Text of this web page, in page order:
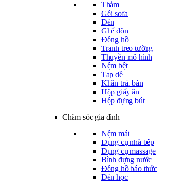
Thảm
Gối sofa
Đèn
Ghế đôn
Đồng hồ
Tranh treo tường
Thuyền mô hình
Nệm bệt
Tạp dề
Khăn trải bàn
Hộp giấy ăn
Hộp đựng bút
Chăm sóc gia đình
Nệm mát
Dụng cụ nhà bếp
Dụng cụ massage
Bình đựng nước
Đồng hồ báo thức
Đèn học